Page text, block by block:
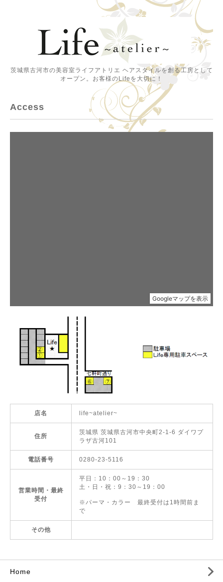
茨城県古河市の美容室ライフアトリエ ヘアスタイルを創る工房として
オープン。お客様のLifeを大切に！
Access
店名 life~atelier~
住所
茨城県 茨城県古河市中央町2-1-6 ダイワプ
ラザ古河101
電話番号 0280-23-5116
営業時間・最終
受付
平日：10：00～19：30
土・日・祝：9：30～19：00
※パーマ・カラー 最終受付は1時間前ま
で
その他
Home